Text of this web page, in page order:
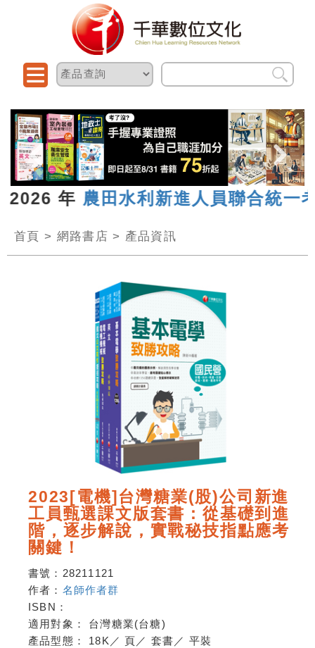
年農田水利新進人員聯合統一考
首頁 > 網路書店 > 產品資訊
2023[電機]台灣糖業(股)公司新進
工員甄選課文版套書：從基礎到進
階，逐步解說，實戰秘技指點應考
關鍵！
書號： 28211121
作者： 名師作者群
ISBN：
適用對象： 台灣糖業(台糖)
產品型態： 18K ／ 頁 ／ 套書 ／ 平裝